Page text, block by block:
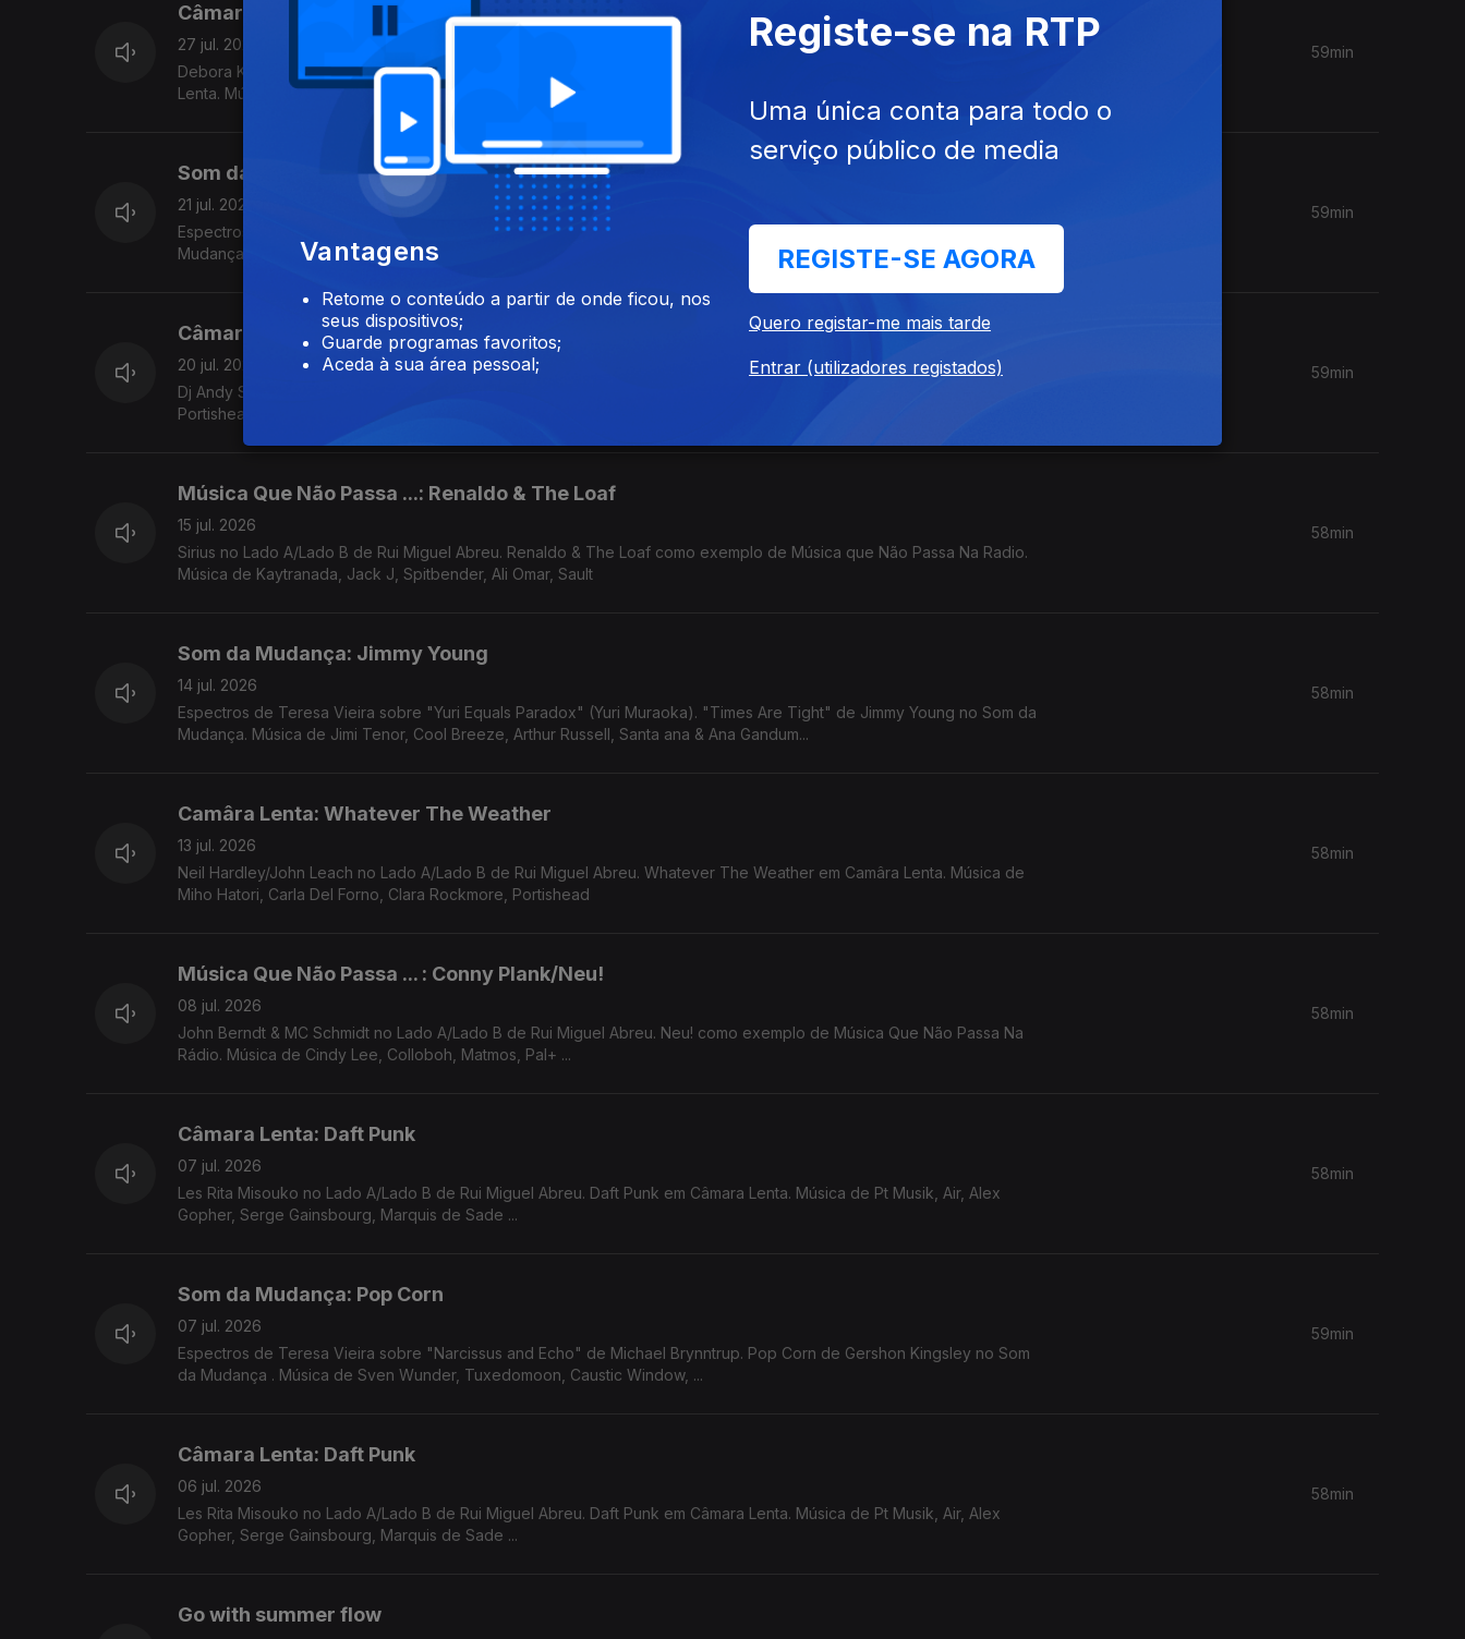
Câmara Lenta: Bark Psychosis
27 jul. 2026
Debora King no Lado A /Lado B de Rui Miguel Abreu a propósito do livro "Rimas e Batidas". Bark Psychosis em Câmara
Lenta. Música de Nomi, Jill Scott, Samalandra, ...
59min
Som da Mudança: Anohni
21 jul. 2026
Espectros de Teresa vieira sobre "Dark Knot at the Center" no Festival Curtas de Vila do Conde. Anohni no Som da
Mudança. Música de Carla Del Forno, Mirror People, Nuno Canavarro, Ursula Rucker, Hercules and Love Affair
59min
Câmara Lenta: Dj Shadow
20 jul. 2026
Dj Andy Smith no Lado A/Lado B de Rui Miguel Abreu. In/Flux de Dj Shadow em Câmara Lenta. Música de Fauzia, Keiyaa,
Portishead, Tricky, James K, Zaliva D
59min
Música Que Não Passa ...: Renaldo & The Loaf
15 jul. 2026
Sirius no Lado A/Lado B de Rui Miguel Abreu. Renaldo & The Loaf como exemplo de Música que Não Passa Na Radio.
Música de Kaytranada, Jack J, Spitbender, Ali Omar, Sault
58min
Som da Mudança: Jimmy Young
14 jul. 2026
Espectros de Teresa Vieira sobre "Yuri Equals Paradox" (Yuri Muraoka). "Times Are Tight" de Jimmy Young no Som da
Mudança. Música de Jimi Tenor, Cool Breeze, Arthur Russell, Santa ana & Ana Gandum...
58min
Camâra Lenta: Whatever The Weather
13 jul. 2026
Neil Hardley/John Leach no Lado A/Lado B de Rui Miguel Abreu. Whatever The Weather em Camâra Lenta. Música de
Miho Hatori, Carla Del Forno, Clara Rockmore, Portishead
58min
Música Que Não Passa ... : Conny Plank/Neu!
08 jul. 2026
John Berndt & MC Schmidt no Lado A/Lado B de Rui Miguel Abreu. Neu! como exemplo de Música Que Não Passa Na
Rádio. Música de Cindy Lee, Colloboh, Matmos, Pal+ ...
58min
Câmara Lenta: Daft Punk
07 jul. 2026
Les Rita Misouko no Lado A/Lado B de Rui Miguel Abreu. Daft Punk em Câmara Lenta. Música de Pt Musik, Air, Alex
Gopher, Serge Gainsbourg, Marquis de Sade ...
58min
Som da Mudança: Pop Corn
07 jul. 2026
Espectros de Teresa Vieira sobre "Narcissus and Echo" de Michael Brynntrup. Pop Corn de Gershon Kingsley no Som
da Mudança . Música de Sven Wunder, Tuxedomoon, Caustic Window, ...
59min
Câmara Lenta: Daft Punk
06 jul. 2026
Les Rita Misouko no Lado A/Lado B de Rui Miguel Abreu. Daft Punk em Câmara Lenta. Música de Pt Musik, Air, Alex
Gopher, Serge Gainsbourg, Marquis de Sade ...
58min
Go with summer flow
Vantagens
Retome o conteúdo a partir de onde ficou, nos
seus dispositivos;
Guarde programas favoritos;
Aceda à sua área pessoal;
Registe-se na RTP
Uma única conta para todo o
serviço público de media
REGISTE-SE AGORA
Quero registar-me mais tarde
Entrar (utilizadores registados)